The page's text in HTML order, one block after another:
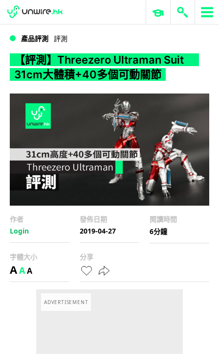
WWDC 2026 ERP 與商業 AI
產品評測 評測
【評測】Threezero Ultraman Suit
31cm大體積+40多個可動關節
作者
Login
發佈日期
2019-04-27
閱讀時間
6分鐘
字體大小
AAA
分享
ADVERTISEMENT